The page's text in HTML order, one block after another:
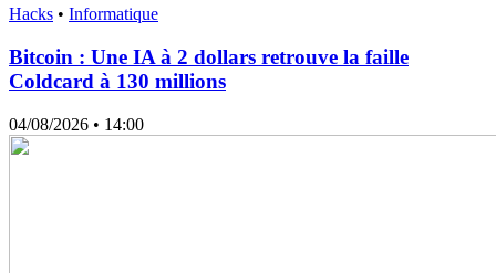
Hacks • Informatique
Bitcoin : Une IA à 2 dollars retrouve la faille
Coldcard à 130 millions
04/08/2026 • 14:00